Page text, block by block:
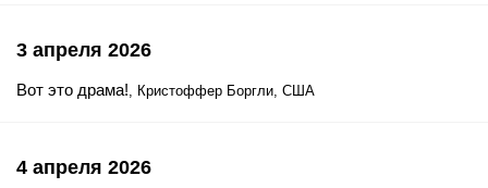
3 апреля 2026
Вот это драма!, Кристоффер Боргли, США
4 апреля 2026